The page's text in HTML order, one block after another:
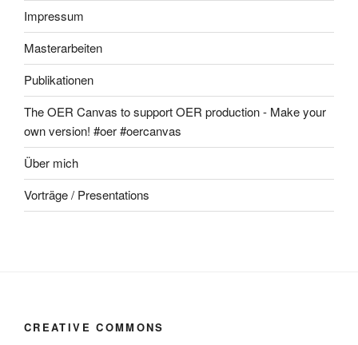
Impressum
Masterarbeiten
Publikationen
The OER Canvas to support OER production - Make your
own version! #oer #oercanvas
Über mich
Vorträge / Presentations
CREATIVE COMMONS